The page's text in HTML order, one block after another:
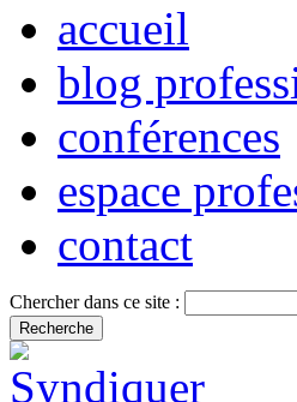
accueil
blog
conférences
espace
contact
Chercher dans ce site :